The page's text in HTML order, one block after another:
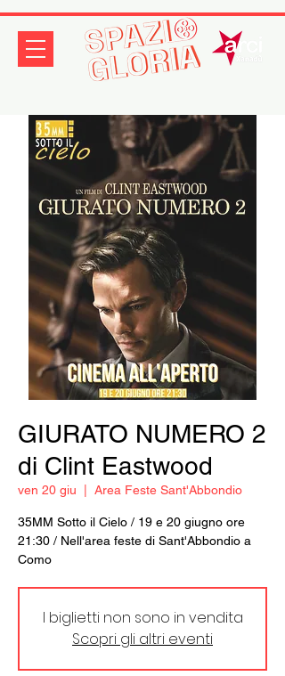
GIURATO NUMERO 2
di Clint Eastwood
ven 20 giu Area Feste Sant'Abbondio
35MM Sotto il Cielo / 19 e 20 giugno ore
21:30 / Nell'area feste di Sant'Abbondio a
Como
I biglietti non sono in vendita
Scopri gli altri eventi